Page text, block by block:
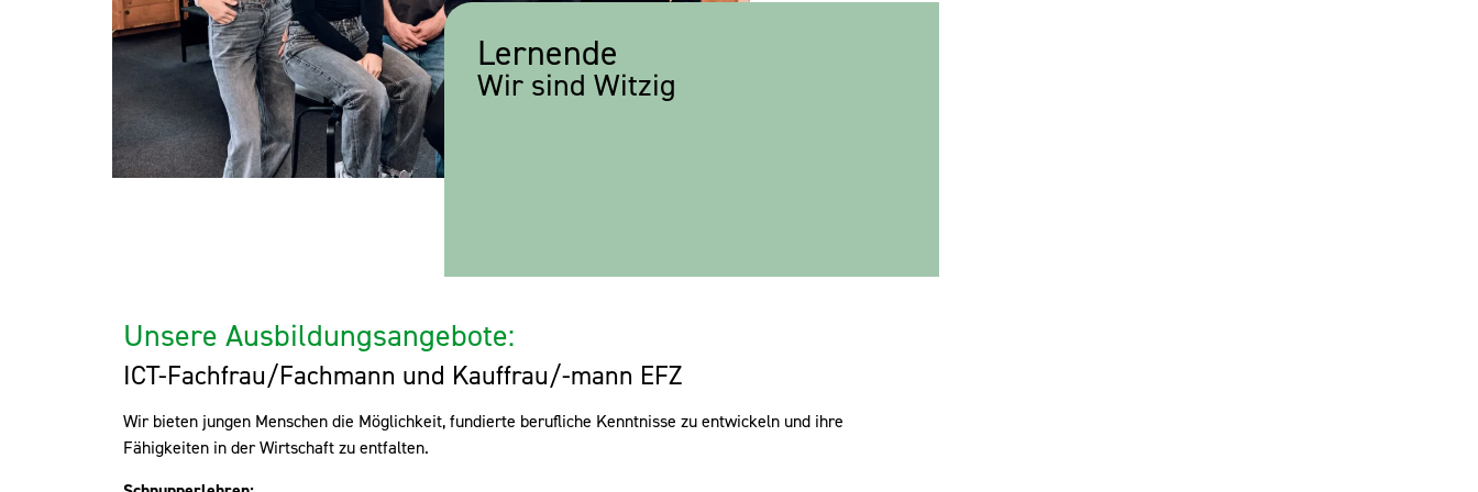
Lernende
Wir sind Witzig
Unsere Ausbildungsangebote:
ICT-Fachfrau/Fachmann und Kauffrau/-mann EFZ
Wir bieten jungen Menschen die Möglichkeit, fundierte berufliche Kenntnisse zu entwickeln und ihre
Fähigkeiten in der Wirtschaft zu entfalten.